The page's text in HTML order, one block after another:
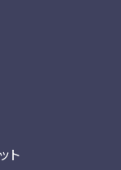
ト